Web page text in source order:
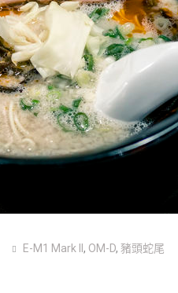
E-M1 Mark ll , OM-D, 豬頭蛇尾